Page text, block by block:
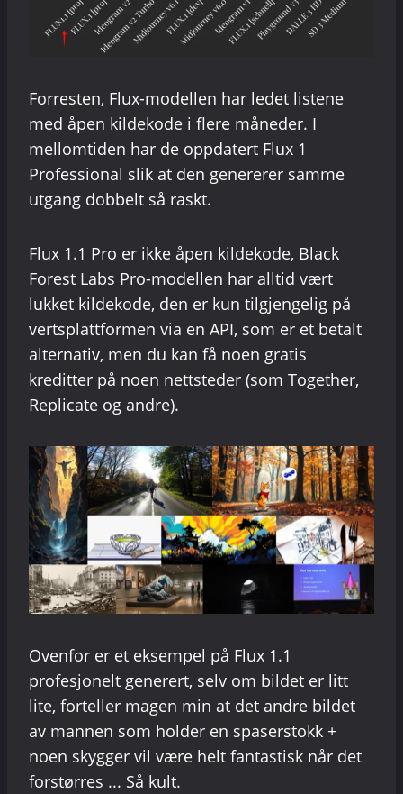
Forresten, Flux-modellen har ledet listene
med åpen kildekode i flere måneder. I
mellomtiden har de oppdatert Flux 1
Professional slik at den genererer samme
utgang dobbelt så raskt.
Flux 1.1 Pro er ikke åpen kildekode, Black
Forest Labs Pro-modellen har alltid vært
lukket kildekode, den er kun tilgjengelig på
vertsplattformen via en API, som er et betalt
alternativ, men du kan få noen gratis
kreditter på noen nettsteder (som Together,
Replicate og andre).
Ovenfor er et eksempel på Flux 1.1
profesjonelt generert, selv om bildet er litt
lite, forteller magen min at det andre bildet
av mannen som holder en spaserstokk +
noen skygger vil være helt fantastisk når det
forstørres ... Så kult.